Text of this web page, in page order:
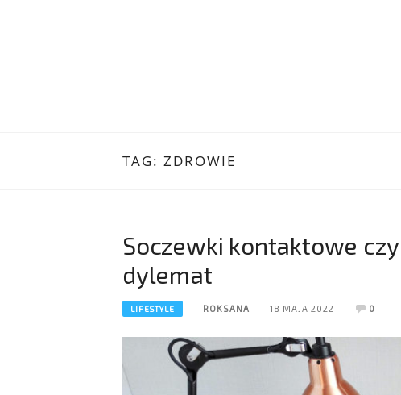
TAG: ZDROWIE
Soczewki kontaktowe
dylemat
LIFESTYLE ROKSANA 18 MAJA 2022 0